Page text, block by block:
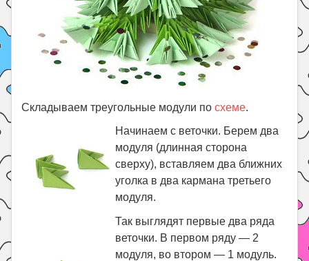
Складываем треугольные модули по схеме.
Начинаем с веточки. Берем два
модуля (длинная сторона
сверху), вставляем два ближних
уголка в два кармана третьего
модуля.
Так выглядят первые два ряда
веточки. В первом ряду — 2
модуля, во втором — 1 модуль.